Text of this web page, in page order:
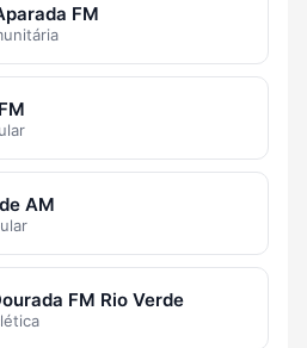
FM
AM
FM Rio Verde